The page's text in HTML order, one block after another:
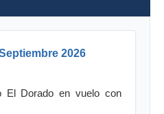
2026
El Dorado en vuelo con